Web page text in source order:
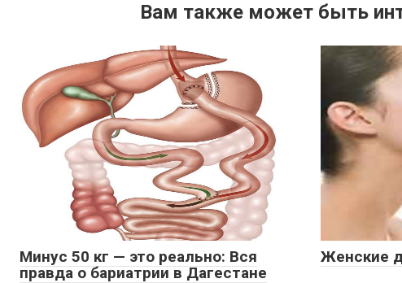
Вам также может быть
Минус 50 кг — это реально: Вся
правда о бариатрии в Дагестане
Женские